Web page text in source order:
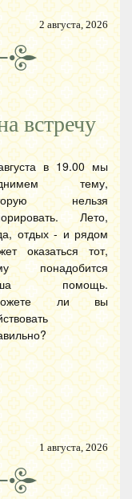
2 августа, 2026
встречу
в 19.00 мы
тему,
нельзя
Лето,
отдых - и рядом
оказаться тот,
понадобится
помощь.
ли вы
1 августа, 2026